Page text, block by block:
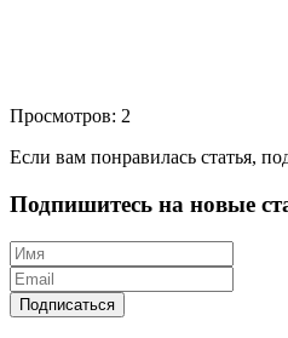
Просмотров: 2
Если вам понравилась статья,
Подпишитесь на новые